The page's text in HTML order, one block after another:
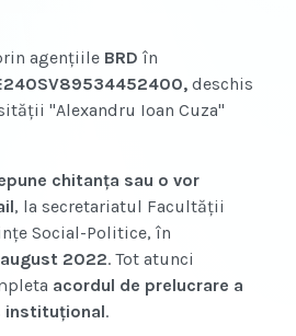
agenţiile BRD în
deschis
"Alexandru Ioan Cuza"
chitanţa sau o vor
, la secretariatul Facultăţii
Social-Politice, în
august 2022. Tot atunci
acordul de prelucrare a
instituţional.